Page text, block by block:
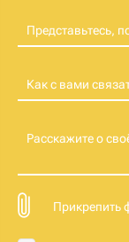
Представьтесь,
Как с вами
Расскажите о
Прикрепить